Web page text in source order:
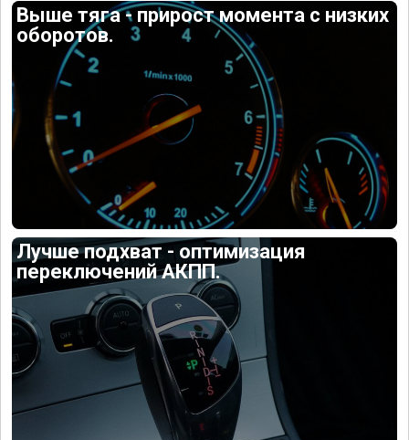
Выше тяга - прирост момента с низких
оборотов.
Лучше подхват - оптимизация
переключений АКПП.